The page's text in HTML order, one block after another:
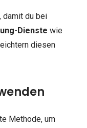
, damit du bei
Dienste wie
diesen
Methode, um